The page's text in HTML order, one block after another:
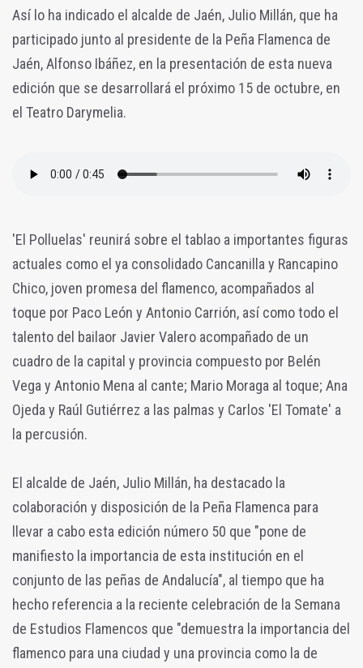
Así lo ha indicado el alcalde de Jaén, Julio Millán, que ha
participado junto al presidente de la Peña Flamenca de
Jaén, Alfonso Ibáñez, en la presentación de esta nueva
edición que se desarrollará el próximo 15 de octubre, en
el Teatro Darymelia.
'El Polluelas' reunirá sobre el tablao a importantes figuras
actuales como el ya consolidado Cancanilla y Rancapino
Chico, joven promesa del flamenco, acompañados al
toque por Paco León y Antonio Carrión, así como todo el
talento del bailaor Javier Valero acompañado de un
cuadro de la capital y provincia compuesto por Belén
Vega y Antonio Mena al cante; Mario Moraga al toque; Ana
Ojeda y Raúl Gutiérrez a las palmas y Carlos 'El Tomate' a
la percusión.
El alcalde de Jaén, Julio Millán, ha destacado la
colaboración y disposición de la Peña Flamenca para
llevar a cabo esta edición número 50 que "pone de
manifiesto la importancia de esta institución en el
conjunto de las peñas de Andalucía", al tiempo que ha
hecho referencia a la reciente celebración de la Semana
de Estudios Flamencos que "demuestra la importancia del
flamenco para una ciudad y una provincia como la de